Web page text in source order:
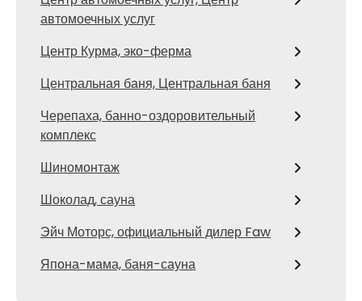
автомоечных услуг
Центр Курма, эко-ферма
Центральная баня, Центральная баня
Черепаха, банно-оздоровительный
комплекс
Шиномонтаж
Шоколад, сауна
Эйч Моторс, официальный дилер Faw
Япона-мама, баня-сауна